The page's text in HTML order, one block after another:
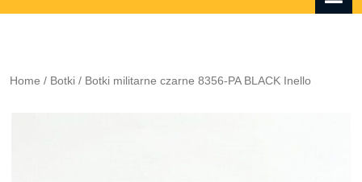
Home / Botki / Botki militarne czarne 8356-PA BLACK Inello